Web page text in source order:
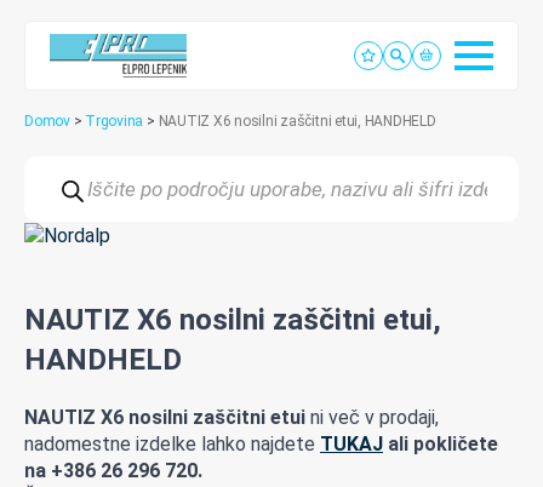
Domov > Trgovina > NAUTIZ X6 nosilni zaščitni etui, HANDHELD
search
NAUTIZ X6 nosilni zaščitni etui,
HANDHELD
NAUTIZ X6 nosilni zaščitni etui ni več v prodaji,
nadomestne izdelke lahko najdete TUKAJ ali pokličete
na +386 26 296 720.